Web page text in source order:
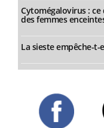
Cytomégalovirus : ce
des femmes
La sieste empêche-